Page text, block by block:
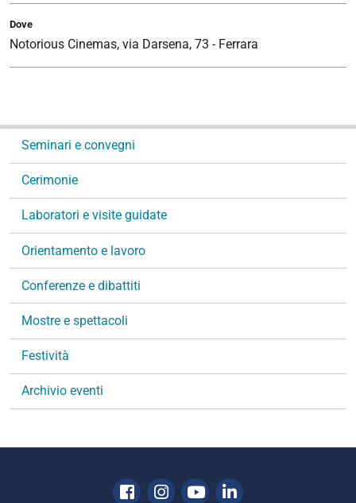
Dove
Notorious Cinemas, via Darsena, 73 - Ferrara
a
i
n
Seminari e convegni
Cerimonie
Laboratori e visite guidate
Orientamento e lavoro
Conferenze e dibattiti
Mostre e spettacoli
Festività
Archivio eventi
Facebook
Instagram
YoutubeLinkedin